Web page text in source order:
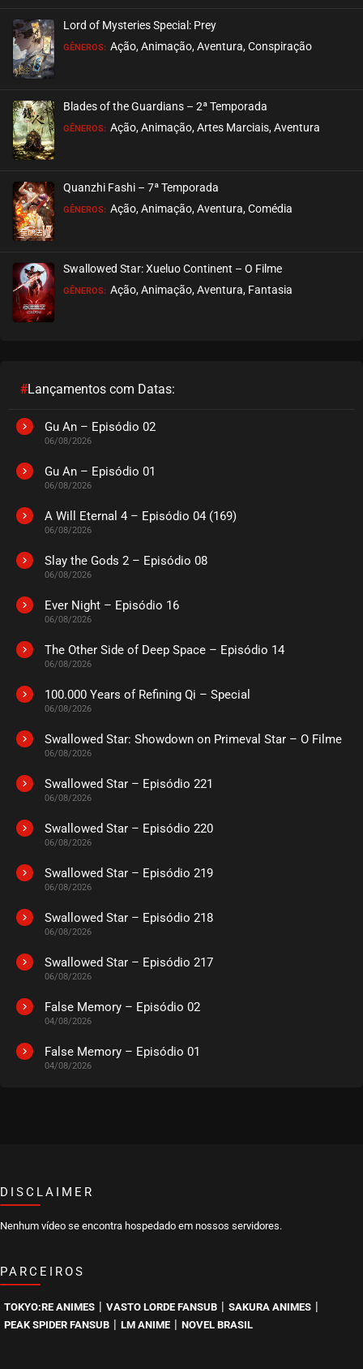
Lord of Mysteries Special: Prey
GÊNEROS: Ação, Animação, Aventura, Conspiração
Blades of the Guardians – 2ª Temporada
GÊNEROS: Ação, Animação, Artes Marciais, Aventura
Quanzhi Fashi – 7ª Temporada
GÊNEROS: Ação, Animação, Aventura, Comédia
Swallowed Star: Xueluo Continent – O Filme
GÊNEROS: Ação, Animação, Aventura, Fantasia
#Lançamentos com Datas:
Gu An – Episódio 02
06/08/2026
Gu An – Episódio 01
06/08/2026
A Will Eternal 4 – Episódio 04 (169)
06/08/2026
Slay the Gods 2 – Episódio 08
06/08/2026
Ever Night – Episódio 16
06/08/2026
The Other Side of Deep Space – Episódio 14
06/08/2026
100.000 Years of Refining Qi – Special
06/08/2026
Swallowed Star: Showdown on Primeval Star – O Filme
06/08/2026
Swallowed Star – Episódio 221
06/08/2026
Swallowed Star – Episódio 220
06/08/2026
Swallowed Star – Episódio 219
06/08/2026
Swallowed Star – Episódio 218
06/08/2026
Swallowed Star – Episódio 217
06/08/2026
False Memory – Episódio 02
04/08/2026
False Memory – Episódio 01
04/08/2026
DISCLAIMER
Nenhum vídeo se encontra hospedado em nossos servidores.
PARCEIROS
TOKYO:RE ANIMES VASTO LORDE FANSUB SAKURA ANIMES
PEAK SPIDER FANSUB LM ANIME NOVEL BRASIL